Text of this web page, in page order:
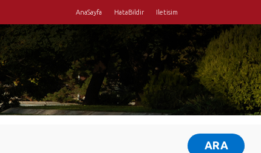
AnaSayfa HataBildir Iletisim